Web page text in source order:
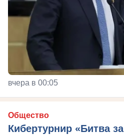
вчера в 00:05
Общество
Кибертурнир «Битва